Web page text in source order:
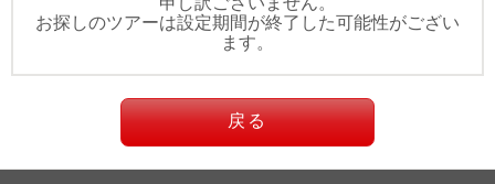
お探しのツアーは設定期間が終了した可能性がござい
ます。
戻る